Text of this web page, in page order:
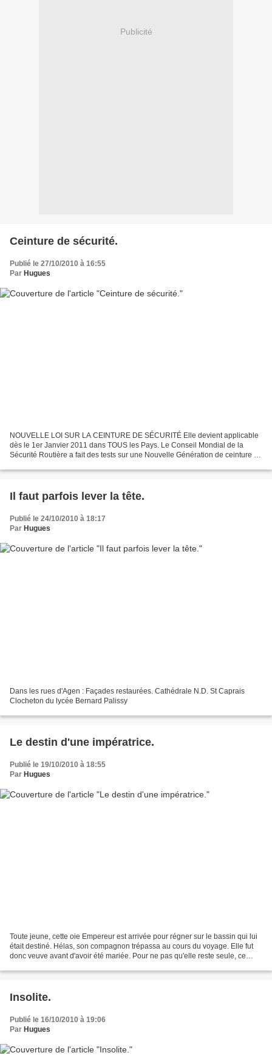
Publicité
Ceinture de sécurité.
Publié le 27/10/2010 à 16:55
Par Hugues
NOUVELLE LOI SUR LA CEINTURE DE SÉCURITÉ Elle devient applicable
dès le 1er Janvier 2011 dans TOUS les Pays. Le Conseil Mondial de la
Sécurité Routière a fait des tests sur une Nouvelle Génération de ceinture de
Il faut parfois lever la tête.
Publié le 24/10/2010 à 18:17
Par Hugues
Dans les rues d'Agen : Façades restaurées. Cathédrale N.D. St Caprais
Clocheton du lycée Bernard Palissy
Le destin d'une impératrice.
Publié le 19/10/2010 à 18:55
Par Hugues
Toute jeune, cette oie Empereur est arrivée pour régner sur le bassin qui lui
était destiné. Hélas, son compagnon trépassa au cours du voyage. Elle fut
donc veuve avant d'avoir été mariée. Pour ne pas qu'elle reste seule, ce
Insolite.
Publié le 16/10/2010 à 19:06
Par Hugues